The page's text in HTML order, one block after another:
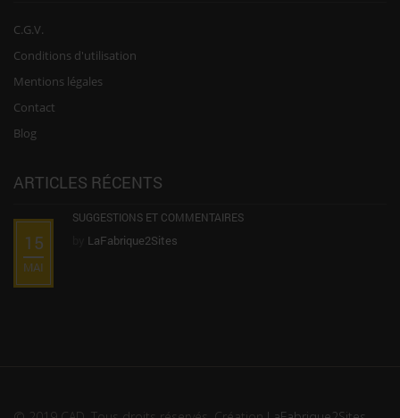
C.G.V.
Conditions d'utilisation
Mentions légales
Contact
Blog
ARTICLES RÉCENTS
15
MAI
SUGGESTIONS ET COMMENTAIRES
LaFabrique2Sites